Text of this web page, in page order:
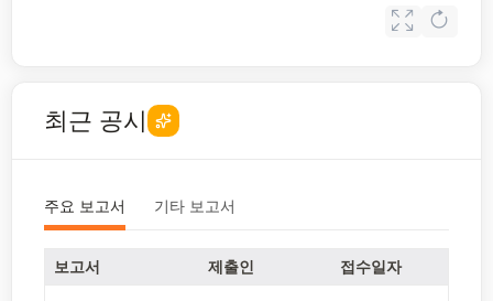
최근 공시
주요 보고서 기타 보고서
보고서 제출인 접수일자